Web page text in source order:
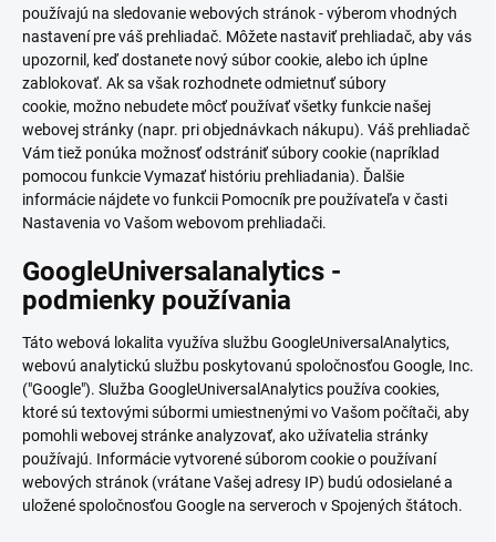
používajú na sledovanie webových stránok - výberom vhodných
nastavení pre váš prehliadač. Môžete nastaviť prehliadač, aby vás
upozornil, keď dostanete nový súbor cookie, alebo ich úplne
zablokovať. Ak sa však rozhodnete odmietnuť súbory
cookie, možno nebudete môcť používať všetky funkcie našej
webovej stránky (napr. pri objednávkach nákupu). Váš prehliadač
Vám tiež ponúka možnosť odstrániť súbory cookie (napríklad
pomocou funkcie Vymazať históriu prehliadania). Ďalšie
informácie nájdete vo funkcii Pomocník pre používateľa v časti
Nastavenia vo Vašom webovom prehliadači.
GoogleUniversalanalytics -
podmienky používania
Táto webová lokalita využíva službu GoogleUniversalAnalytics,
webovú analytickú službu poskytovanú spoločnosťou Google, Inc.
("Google"). Služba GoogleUniversalAnalytics používa cookies,
ktoré sú textovými súbormi umiestnenými vo Vašom počítači, aby
pomohli webovej stránke analyzovať, ako užívatelia stránky
používajú. Informácie vytvorené súborom cookie o používaní
webových stránok (vrátane Vašej adresy IP) budú odosielané a
uložené spoločnosťou Google na serveroch v Spojených štátoch.